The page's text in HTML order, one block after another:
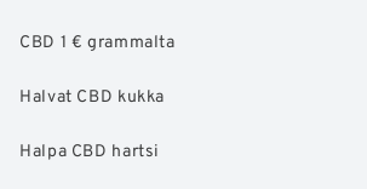
CBD 1 € grammalta
Halvat CBD kukka
Halpa CBD hartsi